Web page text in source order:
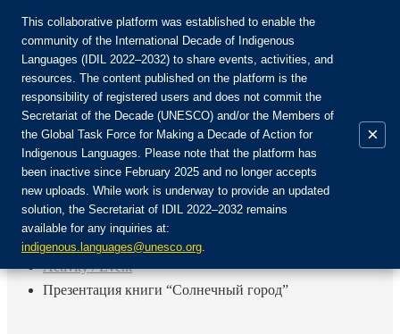
Присоединяйтесь к сообществу:
Авторизоваться
EN
FR
Назад
Activity / Event
Презентация книги “Солнечный город”
This collaborative platform was established to enable the
community of the International Decade of Indigenous
Languages (IDIL 2022–2032) to share events, activities, and
resources. The content published on the platform is the
responsibility of registered users and does not commit the
Secretariat of the Decade (UNESCO) and/or the Members of
the Global Task Force for Making a Decade of Action for
Indigenous Languages. Please note that the platform has
been inactive since February 2025 and no longer accepts
new uploads. While work is underway to provide an updated
solution, the Secretariat of IDIL 2022–2032 remains
available for any inquiries at:
indigenous.languages@unesco.org.
×